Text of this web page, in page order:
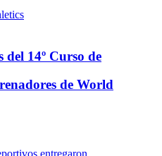
14º Curso de
de World